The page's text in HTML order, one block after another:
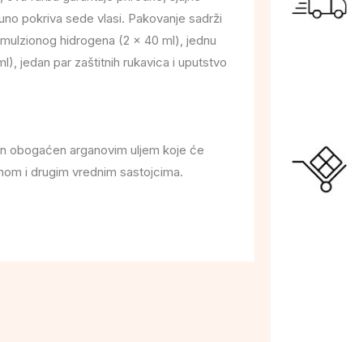
pokriva sede vlasi. Pakovanje sadrži
hidrogena (2 x 40 ml), jednu
jedan par zaštitnih rukavica i uputstvo
obogaćen arganovim uljem koje će
i drugim vrednim sastojcima.